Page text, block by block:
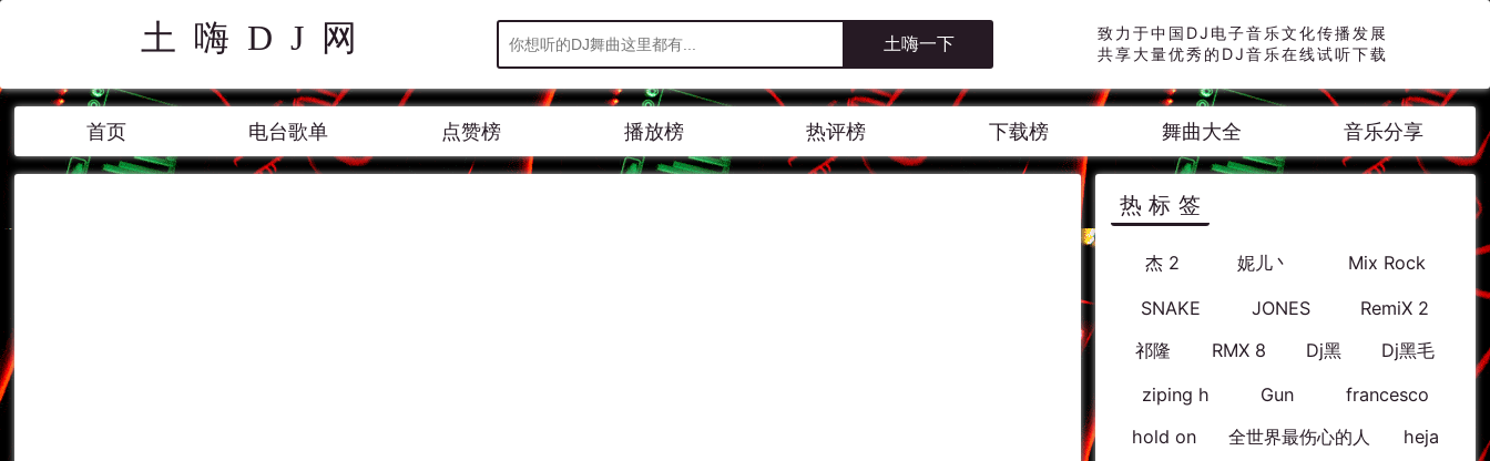
土嗨DJ网
致力于中国DJ电子音乐文化传播发展
共享大量优秀的DJ音乐在线试听下载
首页 电台歌单 点赞榜 播放榜 热评榜 下载榜 舞曲大全 音乐分享
热标签
杰 2 妮儿丶 Mix Rock
SNAKE JONES
RemiX 2
祁隆
RMX 8 Dj黑 Dj黑毛
ziping h Gun
francesco
hold on
全世界最伤心的人 heja